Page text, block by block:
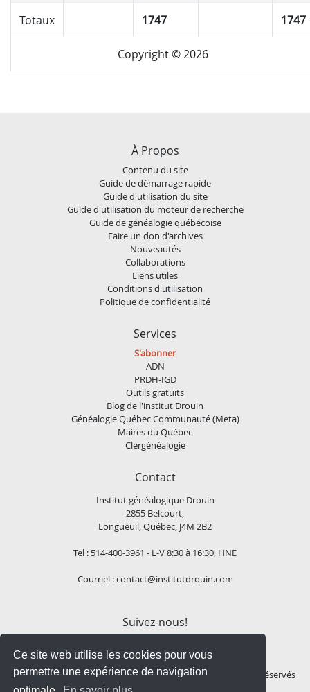
Ce site web utilise les cookies pour vous
permettre une expérience de navigation
Totaux 1747 1747
Copyright © 2026
À Propos
Contenu du site
Guide de démarrage rapide
Guide d'utilisation du site
Guide d'utilisation du moteur de recherche
Guide de généalogie québécoise
Faire un don d'archives
Nouveautés
Collaborations
Liens utiles
Conditions d'utilisation
Politique de confidentialité
Services
S'abonner
ADN
PRDH-IGD
Outils gratuits
Blog de l'institut Drouin
Généalogie Québec Communauté (Meta)
Maires du Québec
Clergénéalogie
Contact
Institut généalogique Drouin
2855 Belcourt,
Longueuil, Québec, J4M 2B2
Tel : 514-400-3961 - L-V 8:30 à 16:30, HNE
Courriel :contact@institutdrouin.com
Suivez-nous!
Copyright 2026 Institut généalogique Drouin, Tous droits réservés